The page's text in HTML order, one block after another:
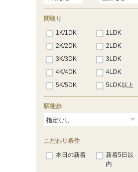
間取り
1K/1DK
1LDK
2K/2DK
2LDK
3K/3DK
3LDK
4K/4DK
4LDK
5K/5DK
5LDK以上
駅徒歩
こだわり条件
本日の新着
新着5日以
内